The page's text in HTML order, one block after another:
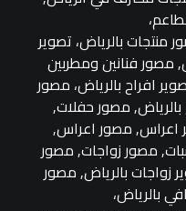
منتجات بالرياض، تصوير
مصور فنانين ومطربين
افراح بالرياض، مصور
مصور حفلات,
اعراس, مصور اعراس,
مصور زواجات, مصور
زواجات بالرياض, مصور
بالرياض،